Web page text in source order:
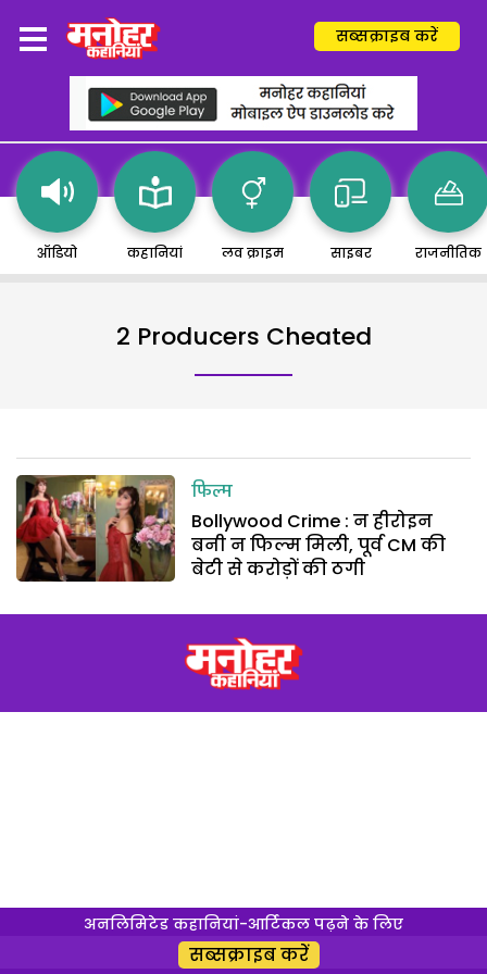
सब्सक्राइब करें
ऑडियो कहानियां लव क्राइम साइबर राजनीतिक
2 Producers Cheated
फिल्म
Bollywood Crime : न हीरोइन
बनी न फिल्म मिली, पूर्व CM की
बेटी से करोड़ों की ठगी
अनलिमिटेड कहानियां-आर्टिकल पढ़ने के लिए
सब्सक्राइब करें